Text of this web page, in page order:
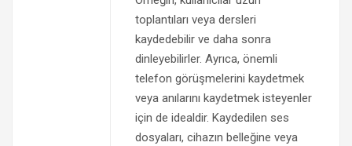
toplantıları veya dersleri
kaydedebilir ve daha sonra
dinleyebilirler. Ayrıca, önemli
telefon görüşmelerini kaydetmek
veya anılarını kaydetmek isteyenler
için de idealdir. Kaydedilen ses
dosyaları, cihazın belleğine veya